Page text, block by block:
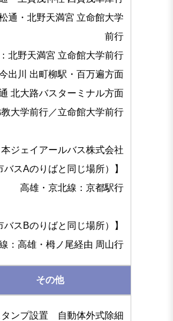
通・北野天満宮 立命館大学
前行
北野天満宮 立命館大学前行
出川 出町柳駅・百万遍方面
北大路バスターミナル方面
大学前行／立命館大学前行
ジェイアールバス株式会社
バスAのりばと同じ場所）】
高雄・京北線：京都駅行
バスBのりばと同じ場所）】
：高雄・栂ノ尾経由 周山行
その他
タンプ設置 自動体外式除細